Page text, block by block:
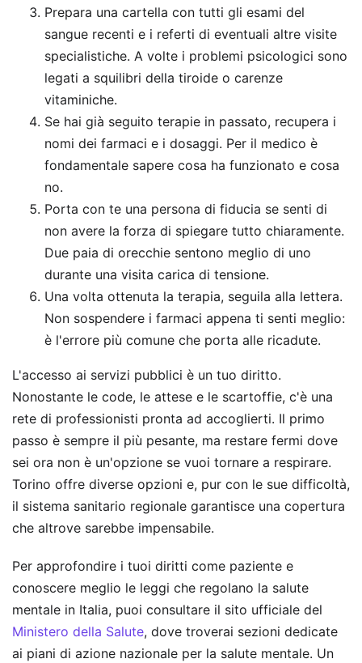
Prepara una cartella con tutti gli esami del
sangue recenti e i referti di eventuali altre visite
specialistiche. A volte i problemi psicologici sono
legati a squilibri della tiroide o carenze
vitaminiche.
Se hai già seguito terapie in passato, recupera i
nomi dei farmaci e i dosaggi. Per il medico è
fondamentale sapere cosa ha funzionato e cosa
no.
Porta con te una persona di fiducia se senti di
non avere la forza di spiegare tutto chiaramente.
Due paia di orecchie sentono meglio di uno
durante una visita carica di tensione.
Una volta ottenuta la terapia, seguila alla lettera.
Non sospendere i farmaci appena ti senti meglio:
è l'errore più comune che porta alle ricadute.
L'accesso ai servizi pubblici è un tuo diritto.
Nonostante le code, le attese e le scartoffie, c'è una
rete di professionisti pronta ad accoglierti. Il primo
passo è sempre il più pesante, ma restare fermi dove
sei ora non è un'opzione se vuoi tornare a respirare.
Torino offre diverse opzioni e, pur con le sue difficoltà,
il sistema sanitario regionale garantisce una copertura
che altrove sarebbe impensabile.
Per approfondire i tuoi diritti come paziente e
conoscere meglio le leggi che regolano la salute
mentale in Italia, puoi consultare il sito ufficiale del
Ministero della Salute, dove troverai sezioni dedicate
ai piani di azione nazionale per la salute mentale. Un